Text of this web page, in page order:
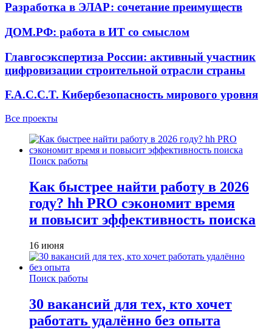
Разработка в ЭЛАР: сочетание преимуществ
ДОМ.РФ: работа в ИТ со смыслом
Главгосэкспертиза России: активный участник
цифровизации строительной отрасли страны
F.A.C.C.T. Кибербезопасность мирового уровня
Все проекты
Поиск работы
Как быстрее найти работу в 2026
году? hh PRO сэкономит время
и повысит эффективность поиска
16 июня
Поиск работы
30 вакансий для тех, кто хочет
работать удалённо без опыта